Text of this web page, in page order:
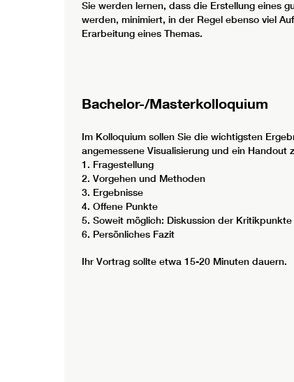
Sie werden lernen, dass die Erstellung eines
werden, minimiert, in der Regel ebenso viel
Erarbeitung eines Themas.
Bachelor-/Masterkolloquium
Im Kolloquium sollen Sie die wichtigsten
angemessene Visualisierung und ein
1. Fragestellung
2. Vorgehen und Methoden
3. Ergebnisse
4. Offene Punkte
5. Soweit möglich: Diskussion der
6. Persönliches Fazit
Ihr Vortrag sollte etwa 15-20 Minuten dauern.